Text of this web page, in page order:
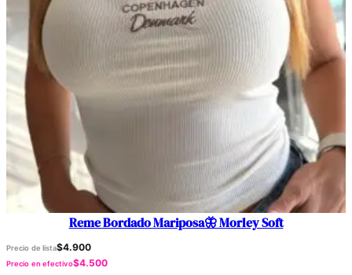
Reme Bordado Mariposa🦋 Morley Soft
Precio de lista$4.900
Precio en efectivo$4.500